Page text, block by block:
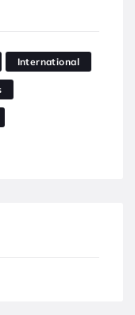
International